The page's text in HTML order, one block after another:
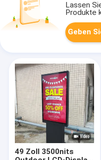
Lassen
Produkte
Geben
49 Zoll 3500nits